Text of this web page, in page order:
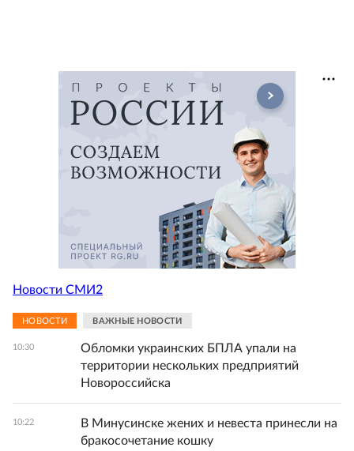
Новости СМИ2
НОВОСТИ ВАЖНЫЕ НОВОСТИ
10:30
Обломки украинских БПЛА упали на
территории нескольких предприятий
Новороссийска
10:22
В Минусинске жених и невеста принесли на
бракосочетание кошку